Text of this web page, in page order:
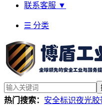
联系客服 ▼
☰ 分类
热门搜索： 安全标识夜光胶